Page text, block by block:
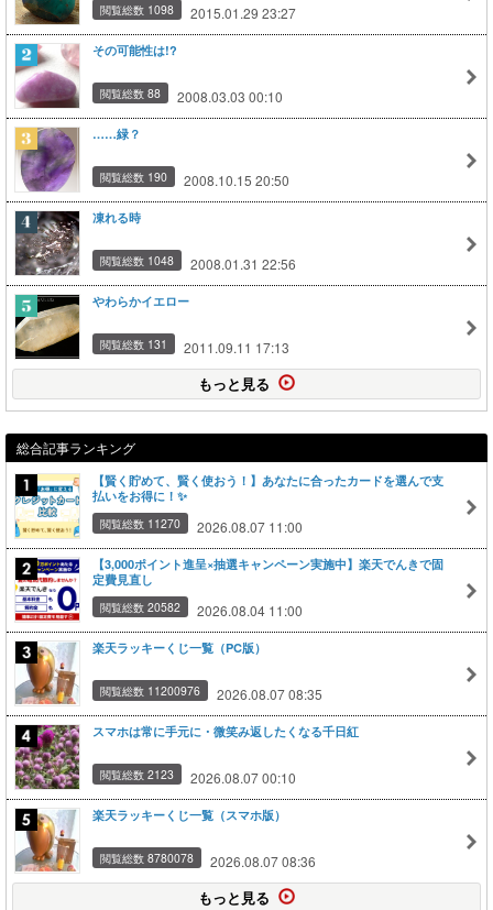
閲覧総数 1098 2015.01.29 23:27
その可能性は!?
閲覧総数 88 2008.03.03 00:10
……緑？
閲覧総数 190 2008.10.15 20:50
凍れる時
閲覧総数 1048 2008.01.31 22:56
やわらかイエロー
閲覧総数 131 2011.09.11 17:13
もっと見る
総合記事ランキング
【賢く貯めて、賢く使おう！】あなたに合ったカードを選んで支
払いをお得に！✨
閲覧総数 11270
2026.08.07 11:00
【3,000ポイント進呈×抽選キャンペーン実施中】楽天でんきで固
定費見直し
閲覧総数 20582
2026.08.04 11:00
楽天ラッキーくじ一覧（PC版）
閲覧総数 11200976 2026.08.07 08:35
スマホは常に手元に・微笑み返したくなる千日紅
閲覧総数 2123 2026.08.07 00:10
楽天ラッキーくじ一覧（スマホ版）
閲覧総数 8780078 2026.08.07 08:36
もっと見る